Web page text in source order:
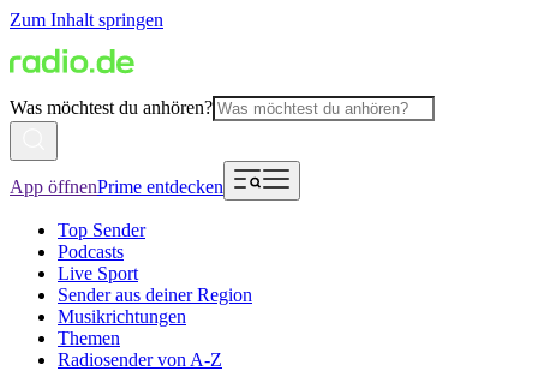
Zum Inhalt springen
Was möchtest du anhören?
App öffnenPrime entdecken
Top Sender
Podcasts
Live Sport
Sender aus deiner Region
Musikrichtungen
Themen
Radiosender von A-Z